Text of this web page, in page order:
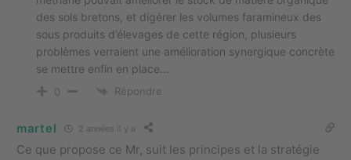
des sols bretons, et digérer les volumes faramineux des
sous produits d’élevages de cette région, plusieurs
problèmes verraient une amélioration synergique concrète
se mettre enfin en place…
0 Répondre
martel 2 années il y a
Ce que propose ce Mr, suit les principes et la stratégie